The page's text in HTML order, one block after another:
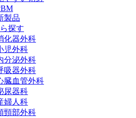
製品
探す
化器外科
児外科
分泌外科
吸器外科
臓血管外科
尿器科
婦人科
頸部外科